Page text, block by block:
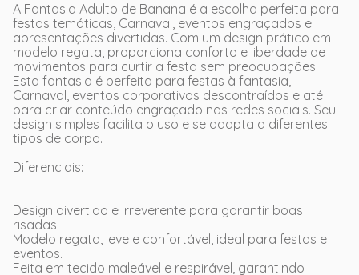
A Fantasia Adulto de Banana é a escolha perfeita para
festas temáticas, Carnaval, eventos engraçados e
apresentações divertidas. Com um design prático em
modelo regata, proporciona conforto e liberdade de
movimentos para curtir a festa sem preocupações.
Esta fantasia é perfeita para festas à fantasia,
Carnaval, eventos corporativos descontraídos e até
para criar conteúdo engraçado nas redes sociais. Seu
design simples facilita o uso e se adapta a diferentes
tipos de corpo.
Diferenciais:
Design divertido e irreverente para garantir boas
risadas.
Modelo regata, leve e confortável, ideal para festas e
eventos.
Feita em tecido maleável e respirável, garantindo